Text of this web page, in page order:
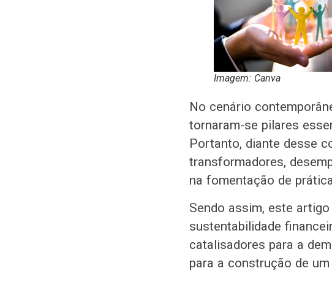
Imagem: Canva
No cenário
tornaram-se pilares
Portanto, diante desse
transformadores,
na fomentação de
Sendo assim, este
sustentabilidade
catalisadores para a
para a construção de